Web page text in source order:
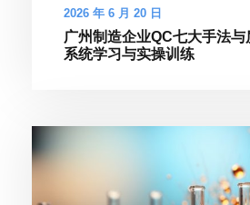
2026 年 6 月 20 日
广州制造企业QC七大手法
系统学习与实操训练